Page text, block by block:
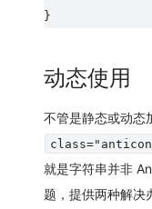
动态使用
不管是静态或动态
就是字符串并非
题，提供两种解决